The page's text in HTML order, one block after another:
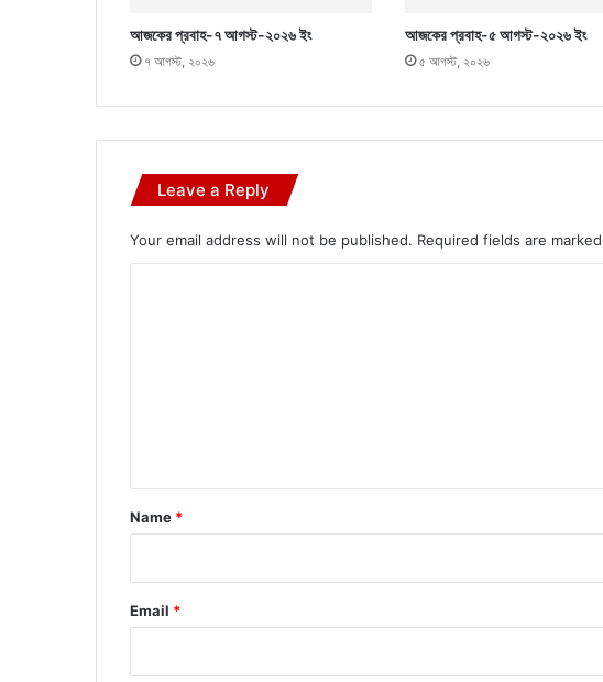
আজকের প্রবাহ-৭ আগস্ট-২০২৬ ইং
৭ আগস্ট, ২০২৬
আজকের প্রবাহ-৫ আগস্ট-২০২৬ ইং
৫ আগস্ট, ২০২৬
Leave a Reply
Your email address will not be published. Required fields are marked
*
Name *
Email *